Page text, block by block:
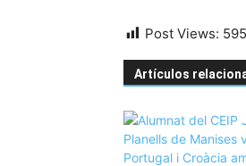
Post Views: 595
Artículos